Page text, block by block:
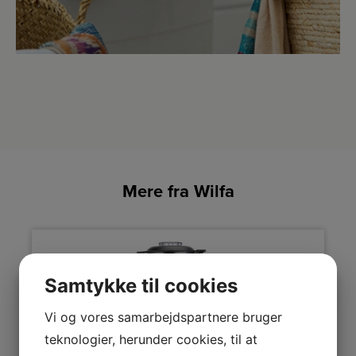
Mere fra Wilfa
Samtykke til cookies
Vi og vores samarbejdspartnere bruger
teknologier, herunder cookies, til at